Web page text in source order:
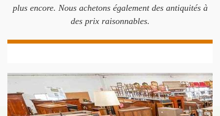
plus encore. Nous achetons également des antiquités à
des prix raisonnables.